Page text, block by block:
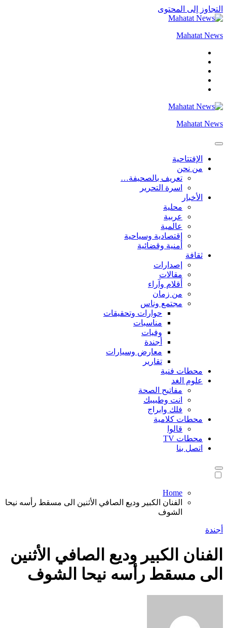
التجاوز إلى المحتوى
Mahatat News
Mahatat News
الإفتتاحية
من نحن
تعريف بالصحيفة…
اسرة التحرير
الأخبار
محلية
عربية
عالمية
إقتصادية وسياحية
أمنية وقضائية
ثقافة
إصدارات
مقالات
أقلام وآراء
من زمان
مجتمع وناس
حوارات وتحقيقات
مناسبات
وفيات
أجندة
معارض وسيارات
تقارير
محطات فنية
علوم الغد
مفاتيح الصحة
انت وطبيبك
فلك وابراج
محطات كلامية
قالوا
محطات TV
اتصل بنا
Home
الفنان الكبير وديع الصافي الأثنين الى مسقط رأسه نيحا
الشوف
أجندة
الفنان الكبير وديع الصافي الأثنين
الى مسقط رأسه نيحا الشوف